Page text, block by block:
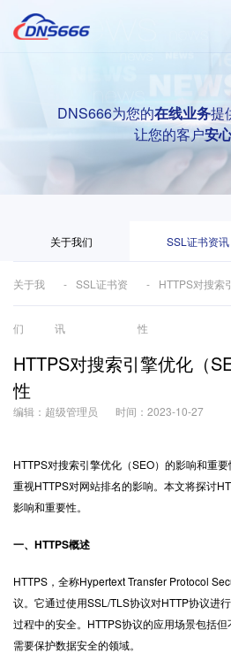
DNS666为您的在线业务提
让您的客户安
关于我们 SSL证书资讯
关于我
们
SSL证书资
讯
HTTPS对搜索
性
HTTPS对搜索引擎优化（
性
编辑：超级管理员 时间：2023-10-27
HTTPS对搜索引擎优化（SEO）的影响和重
重视HTTPS对网站排名的影响。本文将探讨
影响和重要性。
一、HTTPS概述
HTTPS，全称Hypertext Transfer Protocol
议。它通过使用SSL/TLS协议对HTTP协议进
过程中的安全。HTTPS协议的应用场景包括
需要保护数据安全的领域。